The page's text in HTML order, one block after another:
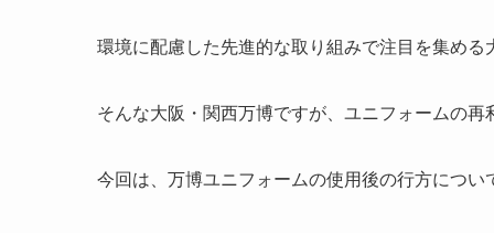
環境に配慮した先進的な取り組みで注目を集める
そんな大阪・関西万博ですが、ユニフォームの
今回は、万博ユニフォームの使用後の行方につい